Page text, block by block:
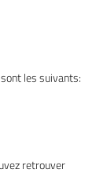
sont les suivants:
retrouver
moment en